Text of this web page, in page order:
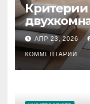
АПР 23, 2026
КОММЕНТАРИИ